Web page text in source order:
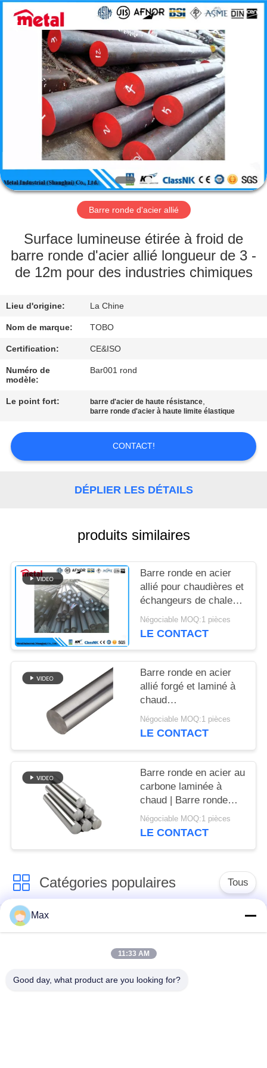
MAISON
PRODUITS
SUJET
DE
NOUS
VISITE
D'USINE
DE
QUALITÉ
CONTACTEZ-
NOUS
NOUVELLES
SITE
PRIVACY
POLICY
STEEL
GROUP
Barre ronde d'acier allié
Surface lumineuse étirée à froid de
barre ronde d'acier allié longueur de 3 -
de 12m pour des industries chimiques
Lieu d'origine: La Chine
Nom de marque: TOBO
Certification: CE&ISO
Numéro de
modèle:
Bar001 rond
Le point fort: barre d'acier de haute résistance,
barre ronde d'acier à haute limite élastique
CONTACT!
DÉPLIER LES DÉTAILS
produits similaires
Barre ronde en acier
allié pour chaudières et
échangeurs de chaleur
ASTM4140/42CrMo4
Négociable MOQ:1 pièces
LE CONTACT
Barre ronde en acier
allié forgé et laminé à
chaud
42CrMo/4140/SAE
1045 Haute résistance
Négociable MOQ:1 pièces
LE CONTACT
Barre ronde en acier au
carbone laminée à
chaud | Barre ronde
pleine en acier
inoxydable
Négociable MOQ:1 pièces
LE CONTACT
Catégories populaires Tous
Tuyau d'alliage de
inoxydable duplex
superbe
tuyau d'acier
Max
11:33 AM
Good day, what product are you looking for?